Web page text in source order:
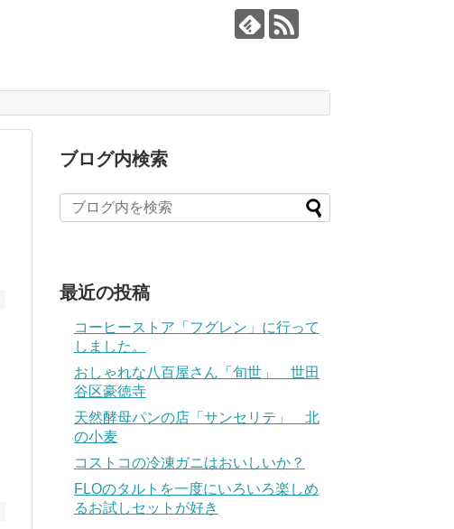
ブログ内検索
最近の投稿
コーヒーストア「フグレン」に行って
しました。
おしゃれな八百屋さん「旬世」 世田
谷区豪徳寺
天然酵母パンの店「サンセリテ」 北
の小麦
コストコの冷凍ガニはおいしいか？
FLOのタルトを一度にいろいろ楽しめ
るお試しセットが好き